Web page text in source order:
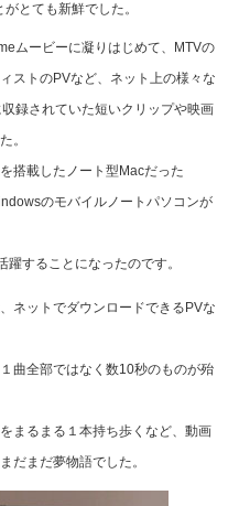
とても新鮮でした。
ムービーに凝りはじめて、MTVの
ストのPVなど、ネット上の様々な
録されていた短いクリップや映画
。
搭載したノート型Macだった
のモバイルノートパソコンが
躍することになったのです。
ネットでダウンロードできるPVな
曲全部ではなく数10秒のものが殆
まるまる１本持ち歩くなど、動画
だまだ夢物語でした。